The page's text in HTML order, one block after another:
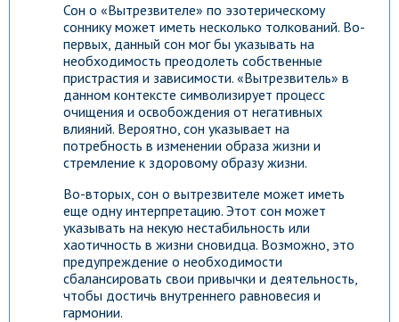
Сон о «Вытрезвителе» по эзотерическому
соннику может иметь несколько толкований. Во-
первых, данный сон мог бы указывать на
необходимость преодолеть собственные
пристрастия и зависимости. «Вытрезвитель» в
данном контексте символизирует процесс
очищения и освобождения от негативных
влияний. Вероятно, сон указывает на
потребность в изменении образа жизни и
стремление к здоровому образу жизни.
Во-вторых, сон о вытрезвителе может иметь
еще одну интерпретацию. Этот сон может
указывать на некую нестабильность или
хаотичность в жизни сновидца. Возможно, это
предупреждение о необходимости
сбалансировать свои привычки и деятельность,
чтобы достичь внутреннего равновесия и
гармонии.